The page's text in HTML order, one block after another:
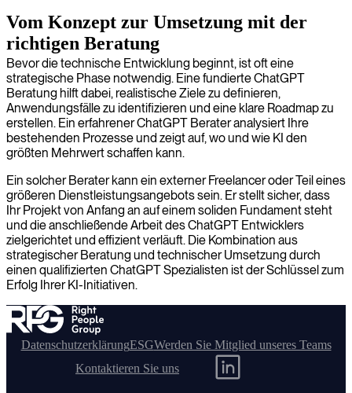
Vom Konzept zur Umsetzung mit der
richtigen Beratung
Bevor die technische Entwicklung beginnt, ist oft eine
strategische Phase notwendig. Eine fundierte ChatGPT
Beratung hilft dabei, realistische Ziele zu definieren,
Anwendungsfälle zu identifizieren und eine klare Roadmap zu
erstellen. Ein erfahrener ChatGPT Berater analysiert Ihre
bestehenden Prozesse und zeigt auf, wo und wie KI den
größten Mehrwert schaffen kann.
Ein solcher Berater kann ein externer Freelancer oder Teil eines
größeren Dienstleistungsangebots sein. Er stellt sicher, dass
Ihr Projekt von Anfang an auf einem soliden Fundament steht
und die anschließende Arbeit des ChatGPT Entwicklers
zielgerichtet und effizient verläuft. Die Kombination aus
strategischer Beratung und technischer Umsetzung durch
einen qualifizierten ChatGPT Spezialisten ist der Schlüssel zum
Erfolg Ihrer KI-Initiativen.
DatenschutzerklärungESGWerden Sie Mitglied unseres Teams
Kontaktieren Sie uns